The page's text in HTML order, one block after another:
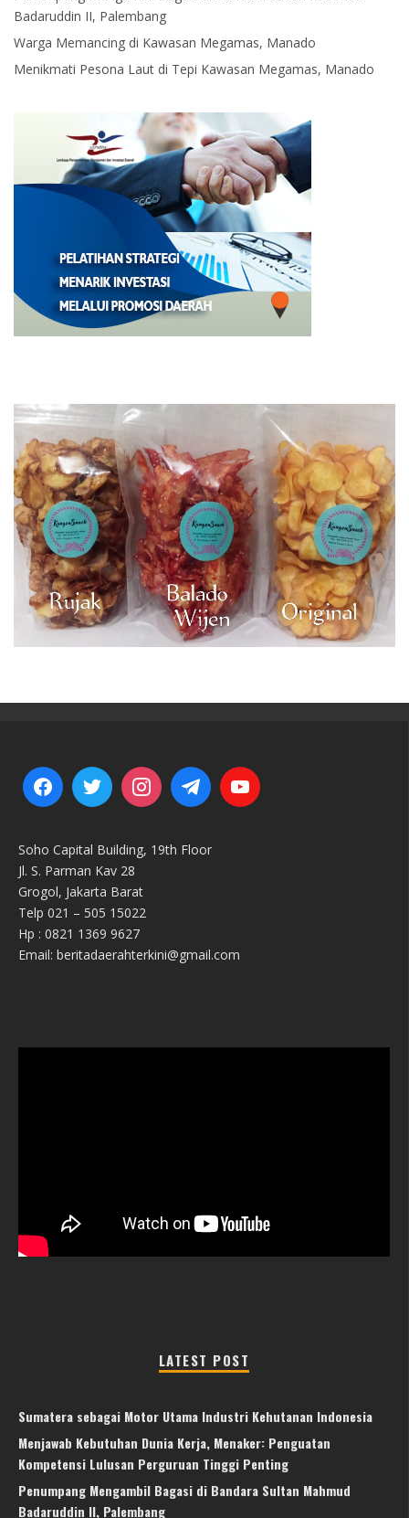
Badaruddin II, Palembang
Warga Memancing di Kawasan Megamas, Manado
Menikmati Pesona Laut di Tepi Kawasan Megamas, Manado
Soho Capital Building, 19th Floor
Jl. S. Parman Kav 28
Grogol, Jakarta Barat
Telp 021 – 505 15022
Hp : 0821 1369 9627
Email: beritadaerahterkini@gmail.com
LATEST POST
Sumatera sebagai Motor Utama Industri Kehutanan Indonesia
Menjawab Kebutuhan Dunia Kerja, Menaker: Penguatan
Kompetensi Lulusan Perguruan Tinggi Penting
Penumpang Mengambil Bagasi di Bandara Sultan Mahmud
Badaruddin II, Palembang